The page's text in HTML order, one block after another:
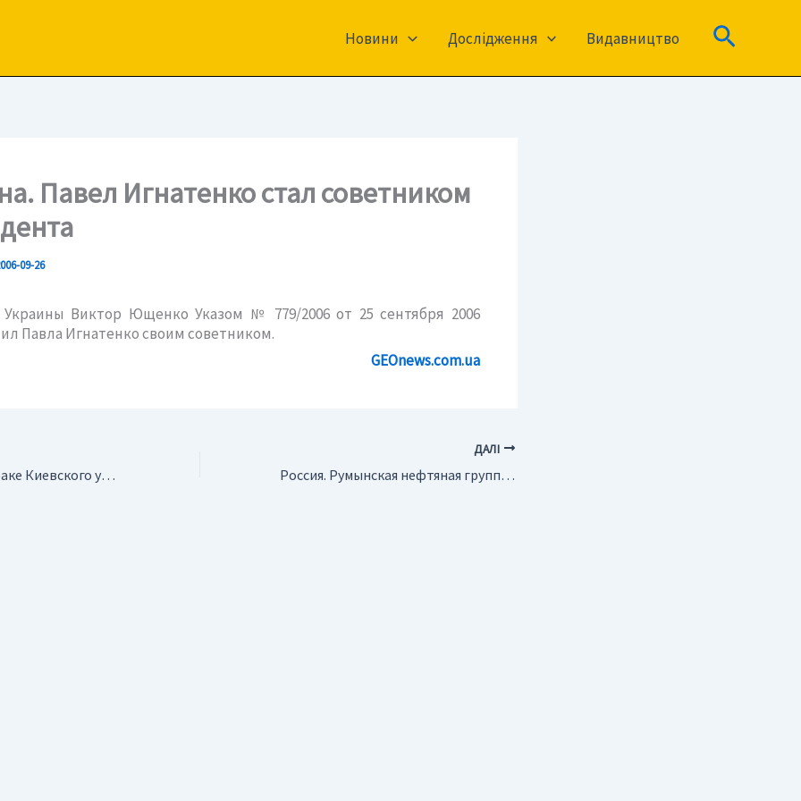
Новини Дослідження Видавництво Пошук
Павел Игнатенко стал советником
09-26
Украины Виктор Ющенко Указом № 779/2006 от 25 сентября 2006
Павла Игнатенко своим советником.
GEOnews.com.ua
Украина. На геолфаке Киевского университета откроют лабораторию биосейсмологии
ДАЛІ
Россия. Румынская нефтяная группа “Petrom” купила лицензию на геологоразведку